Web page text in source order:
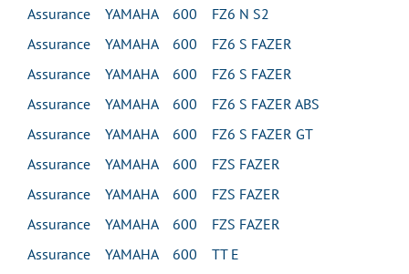
Assurance YAMAHA 600 FZ6 N S2
Assurance YAMAHA 600 FZ6 S FAZER
Assurance YAMAHA 600 FZ6 S FAZER
Assurance YAMAHA 600 FZ6 S FAZER ABS
Assurance YAMAHA 600 FZ6 S FAZER GT
Assurance YAMAHA 600 FZS FAZER
Assurance YAMAHA 600 FZS FAZER
Assurance YAMAHA 600 FZS FAZER
Assurance YAMAHA 600 TT E